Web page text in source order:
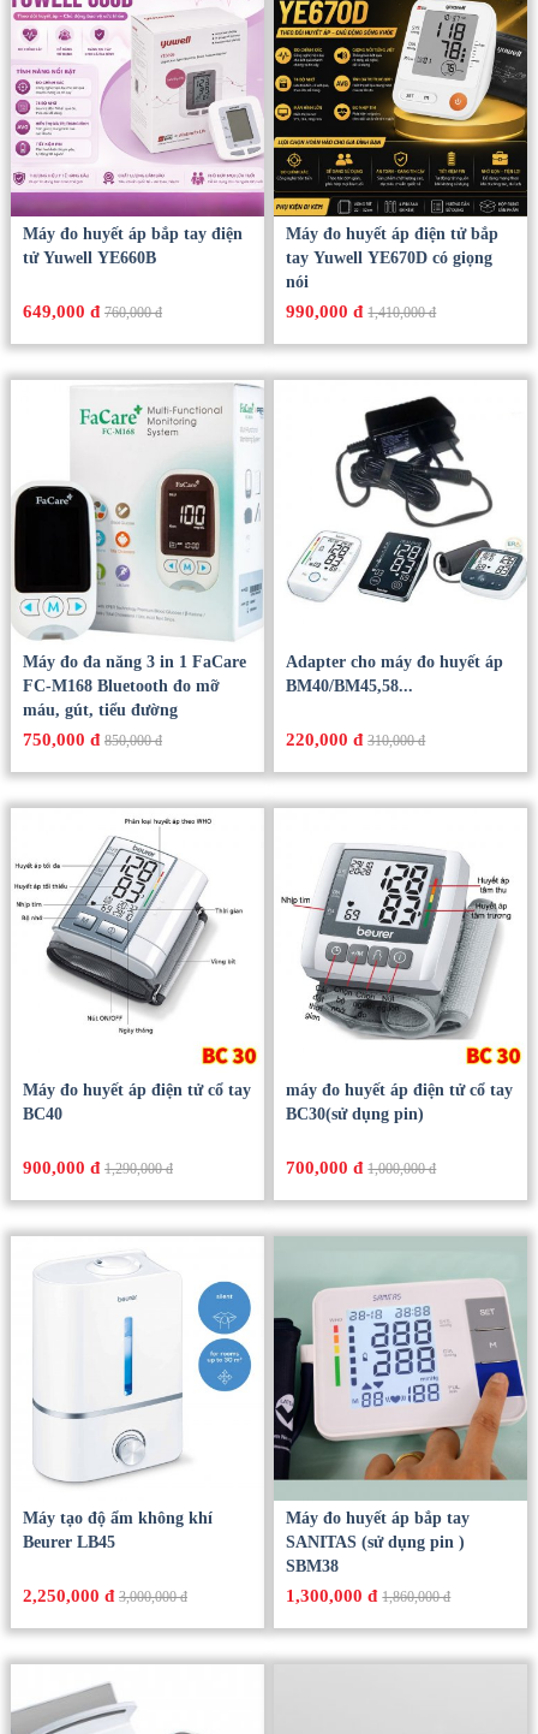
Máy đo huyết áp bắp tay điện
tử Yuwell YE660B
649,000 đ 760,000 đ
Máy đo huyết áp điện tử bắp
tay Yuwell YE670D có giọng
nói
990,000 đ 1,410,000 đ
Máy đo đa năng 3 in 1 FaCare
FC-M168 Bluetooth đo mỡ
máu, gút, tiểu đường
750,000 đ 850,000 đ
Adapter cho máy đo huyết áp
BM40/BM45,58...
220,000 đ 310,000 đ
Máy đo huyết áp điện tử cổ tay
BC40
900,000 đ 1,290,000 đ
máy đo huyết áp điện tử cổ tay
BC30(sử dụng pin)
700,000 đ 1,000,000 đ
Máy tạo độ ẩm không khí
Beurer LB45
2,250,000 đ 3,000,000 đ
Máy đo huyết áp bắp tay
SANITAS (sử dụng pin )
SBM38
1,300,000 đ 1,860,000 đ